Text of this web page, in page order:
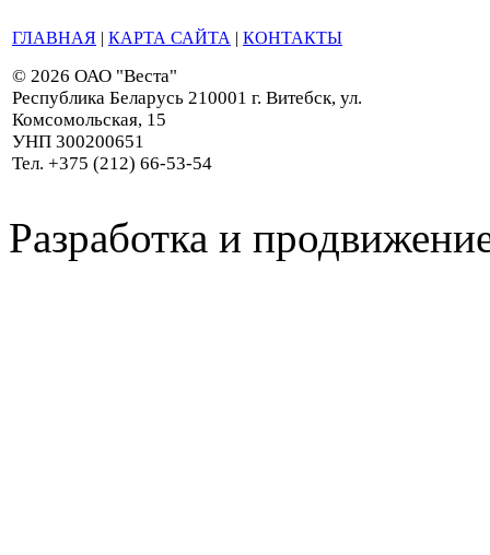
ГЛАВНАЯ | КАРТА САЙТА | КОНТАКТЫ
© 2026 ОАО "Веста"
Республика Беларусь 210001 г. Витебск, ул.
Комсомольская, 15
УНП 300200651
Тел. +375 (212) 66-53-54
Разработка и